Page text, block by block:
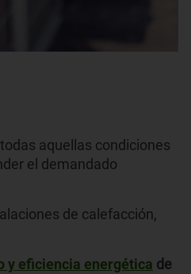
aquellas condiciones
el demandado
de calefacción,
y eficiencia energética de